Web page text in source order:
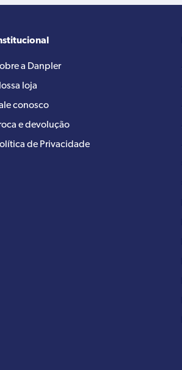
a Danpler
loja
conosco
e devolução
de Privacidade